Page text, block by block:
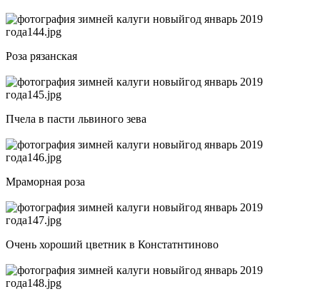
Роза рязанская
Пчела в пасти львиного зева
Мраморная роза
Очень хороший цветник в Констатнтиново